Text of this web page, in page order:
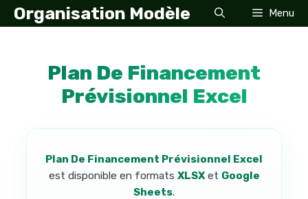
AllerOrganisation Modèle Menu
Plan De Financement
Prévisionnel Excel
Plan De Financement Prévisionnel Excel
est disponible en formats XLSXet Google
Sheets.